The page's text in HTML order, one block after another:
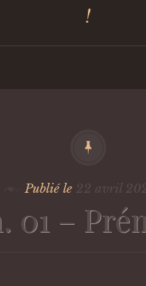
!
Publié le 22 avril
01 –